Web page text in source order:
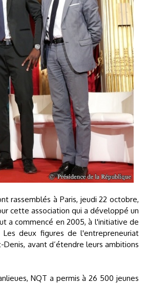
rassemblés à Paris, jeudi 22 octobre,
cette association qui a développé un
a commencé en 2005, à l'initiative de
deux figures de l'entrepreneuriat
avant d’étendre leurs ambitions
NQT a permis à 26 500 jeunes